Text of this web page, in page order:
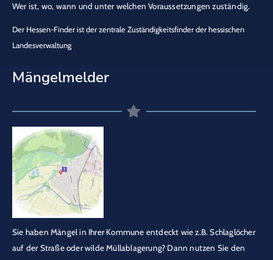
Wer ist, wo, wann und unter welchen Voraussetzungen zuständig.
Der Hessen-Finder ist der zentrale Zuständigkeitsfinder der hessischen
Landesverwaltung
Mängelmelder
Sie haben Mängel in Ihrer Kommune entdeckt wie z.B. Schlaglöcher
auf der Straße oder wilde Müllablagerung? Dann nutzen Sie den